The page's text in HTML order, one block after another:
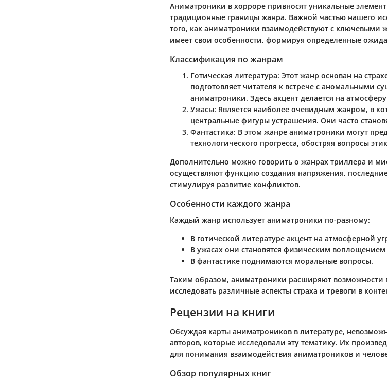
Аниматроники в хорроре привносят уникальные
традиционные границы жанра. Важной частью нашего
того, как аниматроники взаимодействуют с
имеет свои особенности, формируя определенные
Классификация по жанрам
Готическая литература: Этот жанр основан на
подготовляет читателя к встрече с аномальными
аниматроники. Здесь акцент делается на
Ужасы: Является наиболее очевидным жанром, в
центральные фигуры устрашения. Они часто
Фантастика: В этом жанре аниматроники могут
технологического прогресса, обостряя вопросы
Дополнительно можно говорить о жанрах триллера и
осуществляют функцию создания напряжения,
стимулируя развитие конфликтов.
Особенности каждого жанра
Каждый жанр использует аниматроники по-разному:
В готической литературе акцент на атмосферной
В ужасах они становятся физическим воплощением
В фантастике поднимаются моральные вопросы.
Таким образом, аниматроники расширяют возможности
исследовать различные аспекты страха и тревоги в
Рецензии на книги
Обсуждая карты аниматроников в литературе,
авторов, которые исследовали эту тематику. Их
для понимания взаимодействия аниматроников и
Обзор популярных книг